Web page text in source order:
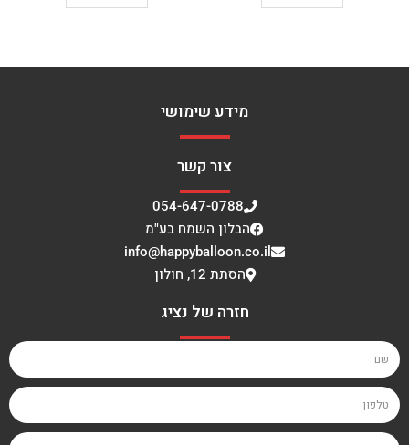
מידע שימושי
צור קשר
054-647-0788
הבלון השמח בע"מ
info@happyballoon.co.il
הסתת 12, חולון
חזרה של נציג